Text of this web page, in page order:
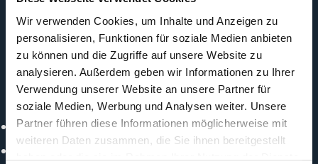
Wir verwenden Cookies, um Inhalte und Anzeigen zu
personalisieren, Funktionen für soziale Medien anbieten
zu können und die Zugriffe auf unsere Website zu
analysieren. Außerdem geben wir Informationen zu Ihrer
Verwendung unserer Website an unsere Partner für
soziale Medien, Werbung und Analysen weiter. Unsere
Partner führen diese Informationen möglicherweise mit
weiteren Daten zusammen, die Sie ihnen bereitgestellt
haben oder die sie im Rahmen Ihrer Nutzung der Dienste
Durchführungs -organisation
United Nations Environment Programme (UN
Environment)
Politischer Partner
African Union (AU)
Department of Trade, Industry and Competition (DTIC)